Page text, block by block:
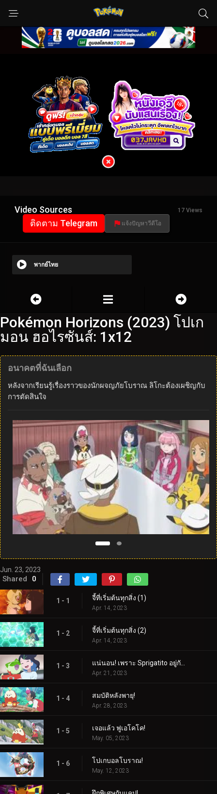
Video Sources 17 Views
ติดตาม Telegram แจ้งปัญหาวีดีโอ
พากย์ไทย
Pokémon Horizons (2023) โปเก
มอน ฮอไรซันส์: 1x12
อนาคตที่ฉันเลือก
หลังจากเรียนรู้เรื่องราวของนักผจญภัยโบราณ ลิโกะต้องเผชิญกับ
การตัดสินใจ
Jun. 23, 2023
Shared 0
1 - 1 จี้ที่เริ่มต้นทุกสิ่ง (1)
Apr. 14, 2023
1 - 2 จี้ที่เริ่มต้นทุกสิ่ง (2)
Apr. 14, 2023
1 - 3
Apr. 21, 2023
1 - 4 สมบัติหลังพายุ!
Apr. 28, 2023
1 - 5 เจอแล้ว ฟูเอโคโค!
May. 05, 2023
1 - 6 โปเกบอลโบราณ!
May. 12, 2023